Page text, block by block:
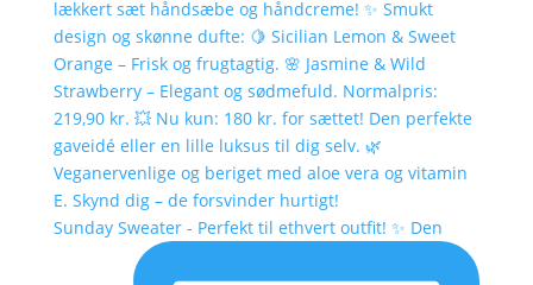
Sunday Sweater - Perfekt til ethvert outfit! ✨ Den